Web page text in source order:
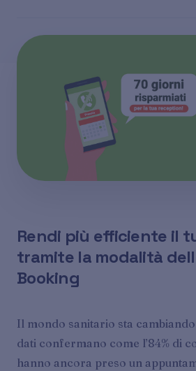
Rendi più efficiente il
tramite la modalità
Booking
Il mondo sanitario sta
dati confermano come l’84% di
hanno ancora preso un